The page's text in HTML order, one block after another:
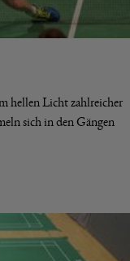
hellen Licht zahlreicher
sich in den Gängen